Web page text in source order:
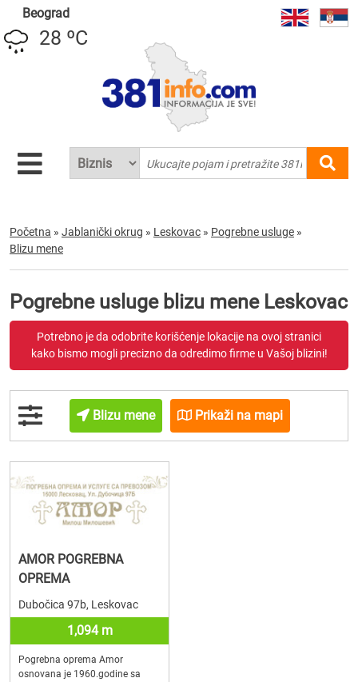
Beograd
28 ºC
Početna » Jablanički okrug » Leskovac » Pogrebne usluge »
Blizu mene
Pogrebne usluge blizu mene Leskovac
Potrebno je da odobrite korišćenje lokacije na ovoj stranici
kako bismo mogli precizno da odredimo firme u Vašoj blizini!
Blizu mene Prikaži na mapi
AMOR POGREBNA
OPREMA
Dubočica 97b, Leskovac
1,094 m
Pogrebna oprema Amor
osnovana je 1960.godine sa